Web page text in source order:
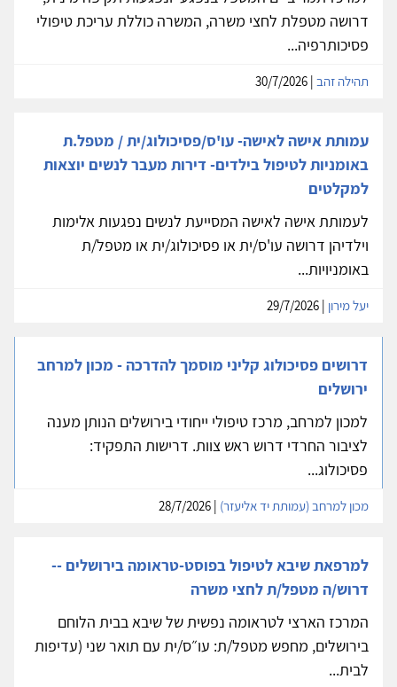
דרושה מטפלת לחצי משרה, המשרה כוללת עריכת טיפולי
פסיכותרפיה...
תהילה זהב
עמותת אישה לאישה- עו'ס/פסיכולוג/ית / מטפל.ת
באומניות לטיפול בילדים- דירות מעבר לנשים יוצאות
למקלטים
לעמותת אישה לאישה המסייעת לנשים נפגעות אלימות
וילדיהן דרושה עו'ס/ית או פסיכולוג/ית או מטפל/ת
באומניויות...
יעל מירון
דרושים פסיכולוג קליני מוסמך להדרכה - מכון למרחב
ירושלים
למכון למרחב, מרכז טיפולי ייחודי בירושלים הנותן מענה
לציבור החרדי דרוש ראש צוות. דרישות התפקיד:
פסיכולוג...
מכון למרחב (עמותת יד אליעזר)
למרפאת שיבא לטיפול בפוסט-טראומה בירושלים --
דרוש/ה מטפל/ת לחצי משרה
המרכז הארצי לטראומה נפשית של שיבא בבית הלוחם
בירושלים, מחפש מטפל/ת: עו״ס/ית עם תואר שני (עדיפות
לבית...